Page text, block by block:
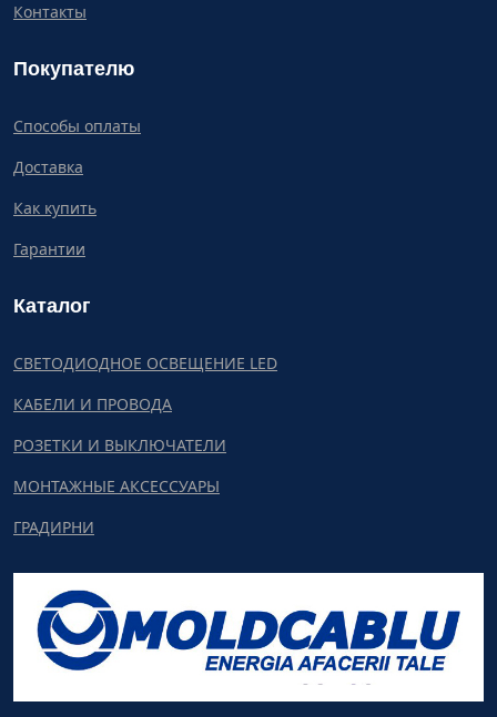
Контакты
Покупателю
Способы оплаты
Доставка
Как купить
Гарантии
Каталог
СВЕТОДИОДНОЕ ОСВЕЩЕНИЕ LED
КАБЕЛИ И ПРОВОДА
РОЗЕТКИ И ВЫКЛЮЧАТЕЛИ
МОНТАЖНЫЕ АКСЕССУАРЫ
ГРАДИРНИ